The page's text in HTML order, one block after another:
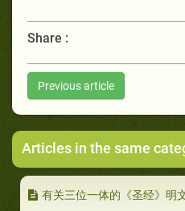
Share :
Previous article
Articles in the same
有关三位一体的《圣经》明